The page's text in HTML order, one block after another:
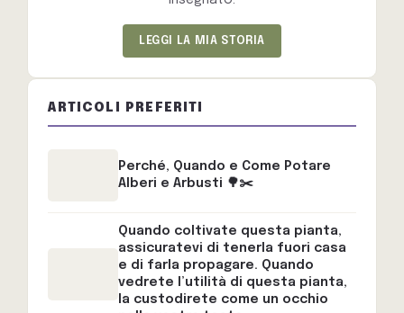
LEGGI LA MIA STORIA
ARTICOLI PREFERITI
Perché, Quando e Come Potare
Alberi e Arbusti 🌳✂️
Quando coltivate questa pianta,
assicuratevi di tenerla fuori casa
e di farla propagare. Quando
vedrete l’utilità di questa pianta,
la custodirete come un occhio